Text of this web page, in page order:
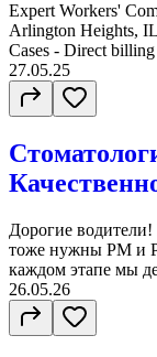
Expert Workers'
Arlington Heights,
Cases - Direct
27.05.25
Дорогие
тоже нужны PM и
каждом этапе мы
26.05.26